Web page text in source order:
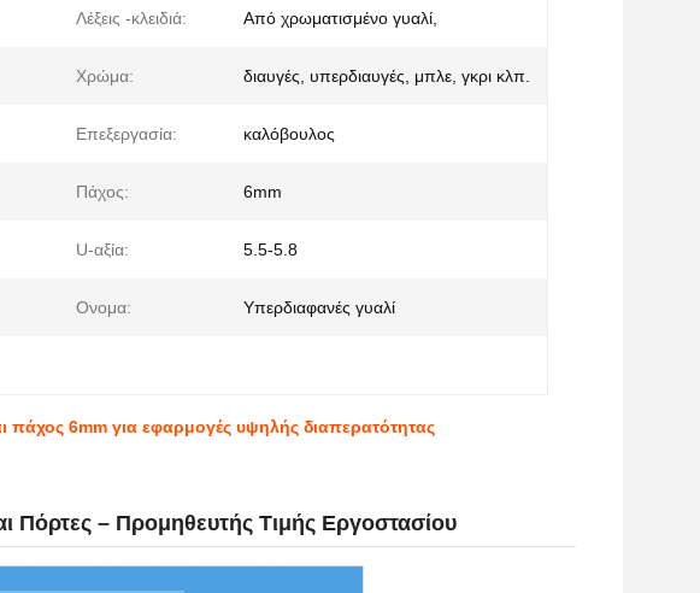
Λέξεις -κλειδιά: Από χρωματισμένο γυαλί,
Χρώμα: διαυγές, υπερδιαυγές, μπλε, γκρι κλπ.
Επεξεργασία: καλόβουλος
Πάχος: 6mm
U-αξία: 5.5-5.8
Ονομα: Υπερδιαφανές γυαλί
6mm για εφαρμογές υψηλής διαπερατότητας
Πόρτες – Προμηθευτής Τιμής Εργοστασίου